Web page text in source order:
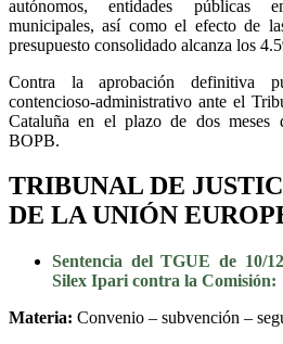
autónomos, entidades públicas
municipales, así como el efecto de
presupuesto consolidado alcanza los
Contra la aprobación definitiva
contencioso-administrativo ante el
Cataluña en el plazo de dos meses
BOPB.
TRIBUNAL DE
DE LA UNIÓN
Sentencia del TGUE de 10/
Silex Ipari contra la Comisión:
Materia: Convenio – subvención –